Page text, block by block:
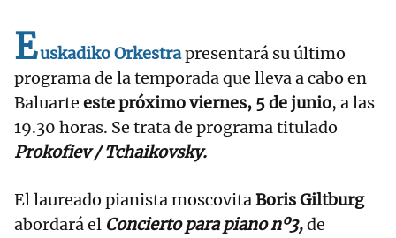
Euskadiko Orkestrapresentará su último
programa de la temporada que lleva a cabo en
Baluarte este próximo viernes, 5 de junio, a las
19.30 horas. Se trata de programa titulado
Prokofiev / Tchaikovsky.
El laureado pianista moscovitaBoris Giltburg
abordará el Concierto para piano nº3,de